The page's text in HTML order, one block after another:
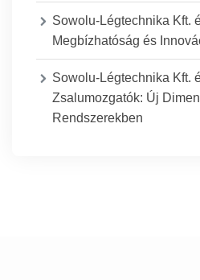
Sowolu-Légtechnika Kft.
Megbízhatóság és
Sowolu-Légtechnika Kft.
Zsalumozgatók: Új
Rendszerekben